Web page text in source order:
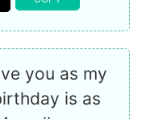
you as my
is as